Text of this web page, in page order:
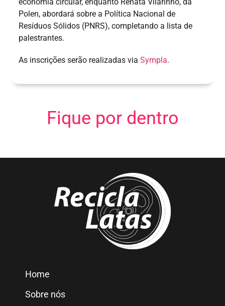
economia circular, enquanto Renata Vilarinho, da
Polen, abordará sobre a Política Nacional de
Resíduos Sólidos (PNRS), completando a lista de
palestrantes.
As inscrições serão realizadas viaSympla.
Fique por dentro
Home
Sobre nós